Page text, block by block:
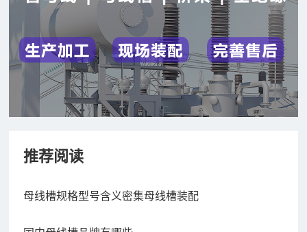
推荐阅读
母线槽规格型号含义密集母线槽装配